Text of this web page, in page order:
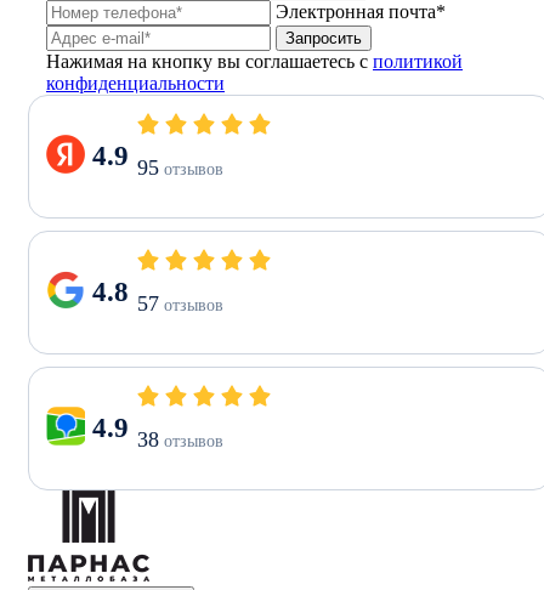
Электронная почта*
Запросить
Нажимая на кнопку вы соглашаетесь с политикой
конфиденциальности
4.9 95 отзывов
4.8 57 отзывов
4.9 38 отзывов